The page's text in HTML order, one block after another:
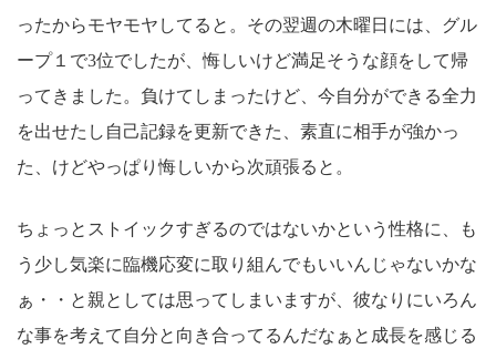
ったからモヤモヤしてると。その翌週の木曜日には、グル
ープ１で3位でしたが、悔しいけど満足そうな顔をして帰
ってきました。負けてしまったけど、今自分ができる全力
を出せたし自己記録を更新できた、素直に相手が強かっ
た、けどやっぱり悔しいから次頑張ると。
ちょっとストイックすぎるのではないかという性格に、も
う少し気楽に臨機応変に取り組んでもいいんじゃないかな
ぁ・・と親としては思ってしまいますが、彼なりにいろん
な事を考えて自分と向き合ってるんだなぁと成長を感じる